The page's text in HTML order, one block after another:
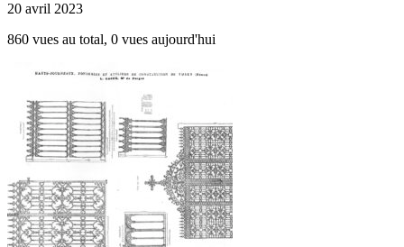
20 avril 2023
860 vues au total, 0 vues aujourd'hui